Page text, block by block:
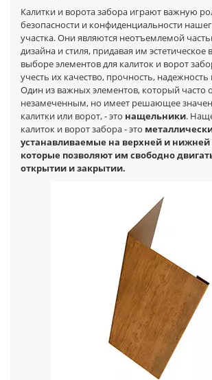
Калитки и ворота забора играют важную
безопасности и конфиденциальности
участка. Они являются неотъемлемой
дизайна и стиля, придавая им эстетическое
выборе элементов для калиток и ворот
учесть их качество, прочность,
Один из важных элементов, который часто
незамеченным, но имеет решающее
калитки или ворот, - это нащельники.
калиток и ворот забора - это
устанавливаемые на верхней и нижней
которые позволяют им свободно
открытии и закрытии.